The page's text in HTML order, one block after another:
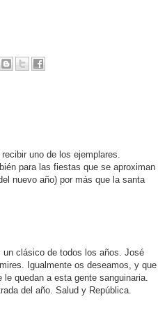
uno de los ejemplares.
para las fiestas que se aproximan
nuevo año) por más que la santa
clásico de todos los años. José
Igualmente os deseamos, y que
quedan a esta gente sanguinaria.
del año. Salud y República.